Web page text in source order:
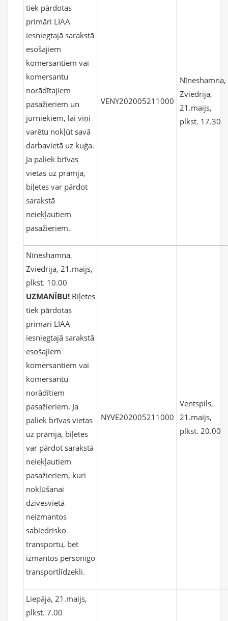
tiek pārdotas
primāri LIAA
iesniegtajā sarakstā
esošajiem
komersantiem vai
komersantu
norādītajiem
pasažieriem un
jūrniekiem, lai viņi
varētu nokļūt savā
darbavietā uz kuģa.
Ja paliek brīvas
vietas uz prāmja,
biļetes var pārdot
sarakstā
neiekļautiem
pasažieriem.
VENY202005211000
Nīneshamna,
Zviedrija,
21.maijs,
plkst. 17.30
Nīneshamna,
Zviedrija, 21.maijs,
plkst. 10.00
UZMANĪBU! Biļetes
tiek pārdotas
primāri LIAA
iesniegtajā sarakstā
esošajiem
komersantiem vai
komersantu
norādītiem
pasažieriem. Ja
paliek brīvas vietas
uz prāmja, biļetes
var pārdot sarakstā
neiekļautiem
pasažieriem, kuri
nokļūšanai
dzīvesvietā
neizmantos
sabiedrisko
transportu, bet
izmantos personīgo
transportlīdzekli.
NYVE202005211000
Ventspils,
21.maijs,
plkst. 20.00
Liepāja, 21.maijs,
plkst. 7.00